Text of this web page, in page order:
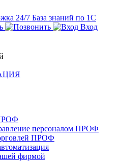
24/7 База знаний по 1С
Вход
персоналом ПРОФ
ПРОФ
фирмой